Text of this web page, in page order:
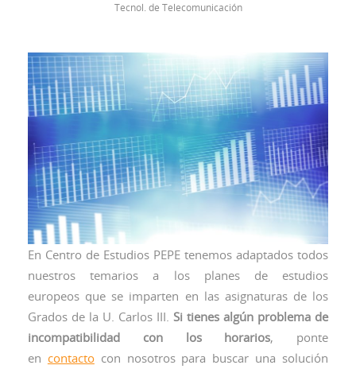
Tecnol. de Telecomunicación
En Centro de Estudios PEPE tenemos adaptados todos
nuestros temarios a los planes de estudios
europeos que se imparten en las asignaturas de los
Grados de la U. Carlos III. Si tienes algún problema de
incompatibilidad con los horarios, ponte
en contactocon nosotros para buscar una solución